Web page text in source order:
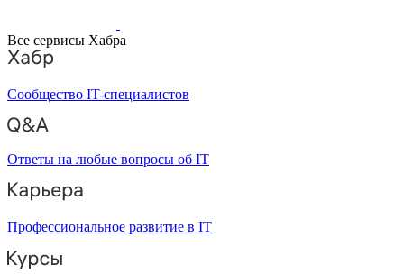
Все сервисы Хабра
Сообщество IT-специалистов
Ответы на любые вопросы об IT
Профессиональное развитие в IT